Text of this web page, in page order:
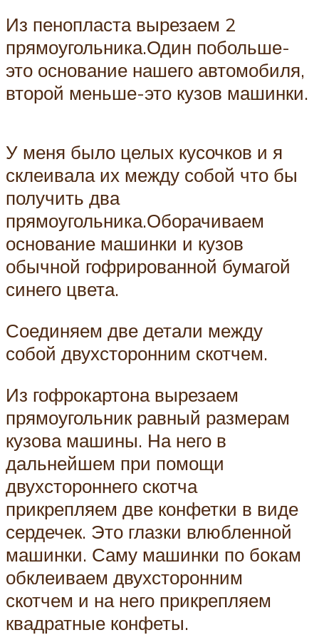
Из пенопласта вырезаем 2
прямоугольника.Один побольше-
это основание нашего автомобиля,
второй меньше-это кузов машинки.
У меня было целых кусочков и я
склеивала их между собой что бы
получить два
прямоугольника.Оборачиваем
основание машинки и кузов
обычной гофрированной бумагой
синего цвета.
Соединяем две детали между
собой двухсторонним скотчем.
Из гофрокартона вырезаем
прямоугольник равный размерам
кузова машины. На него в
дальнейшем при помощи
двухстороннего скотча
прикрепляем две конфетки в виде
сердечек. Это глазки влюбленной
машинки. Саму машинки по бокам
обклеиваем двухсторонним
скотчем и на него прикрепляем
квадратные конфеты.